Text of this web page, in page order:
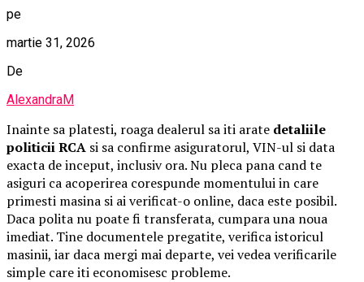
pe
martie 31, 2026
De
AlexandraM
Inainte sa platesti, roaga dealerul sa iti arate detaliile
politicii RCA si sa confirme asiguratorul, VIN-ul si data
exacta de inceput, inclusiv ora. Nu pleca pana cand te
asiguri ca acoperirea corespunde momentului in care
primesti masina si ai verificat-o online, daca este posibil.
Daca polita nu poate fi transferata, cumpara una noua
imediat. Tine documentele pregatite, verifica istoricul
masinii, iar daca mergi mai departe, vei vedea verificarile
simple care iti economisesc probleme.